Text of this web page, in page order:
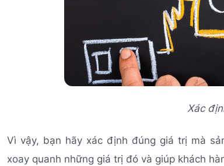
Xác
Vì vậy, bạn hãy xác định đúng giá trị mà
xoay quanh những giá trị đó và giúp khách